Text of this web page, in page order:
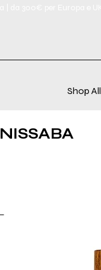
Shop All
NISSABA